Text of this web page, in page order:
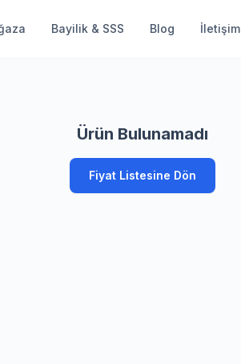
Bayilik & SSS Blog İletişim
Ürün Bulunamadı
Fiyat Listesine Dön